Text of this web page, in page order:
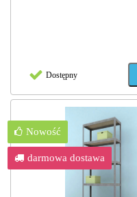
Dostępny
Nowość
darmowa dostawa